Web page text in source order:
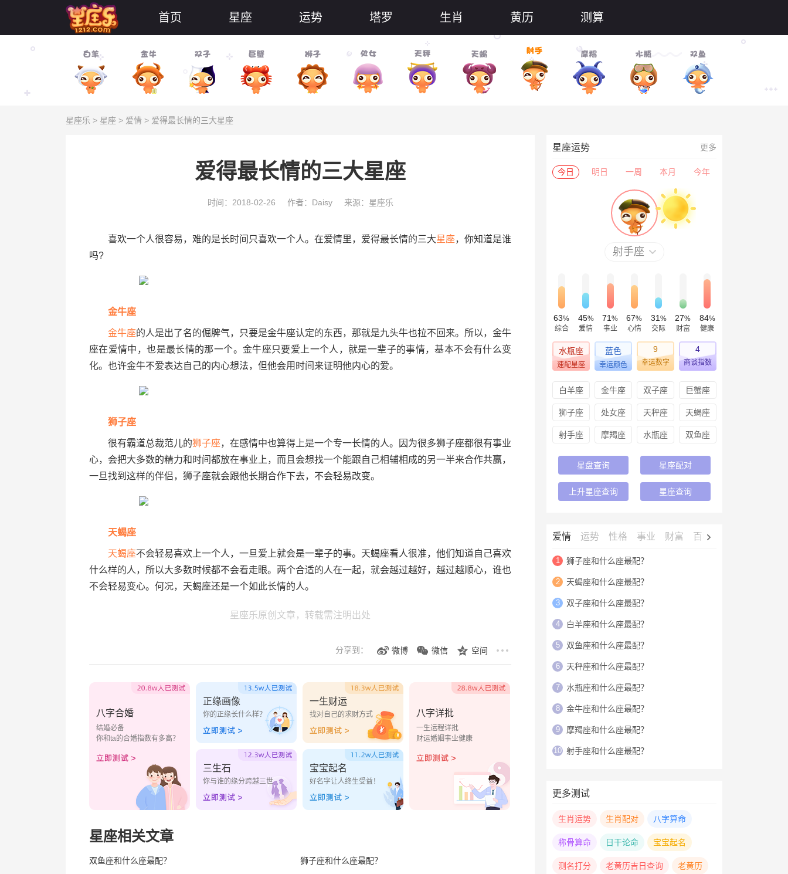
首页 星座 运势 塔罗 生肖 黄历 测算
星座乐 > 星座 > 爱情 > 爱得最长情的三大星座
爱得最长情的三大星座
时间：2018-02-26 作者：Daisy 来源：星座乐
喜欢一个人很容易，难的是长时间只喜欢一个人。在爱情里，爱得最长情的三大星座，你知道是谁
吗?
金牛座
金牛座的人是出了名的倔脾气，只要是金牛座认定的东西，那就是九头牛也拉不回来。所以，金牛
座在爱情中，也是最长情的那一个。金牛座只要爱上一个人，就是一辈子的事情，基本不会有什么变
化。也许金牛不爱表达自己的内心想法，但他会用时间来证明他内心的爱。
狮子座
很有霸道总裁范儿的狮子座，在感情中也算得上是一个专一长情的人。因为很多狮子座都很有事业
心，会把大多数的精力和时间都放在事业上，而且会想找一个能跟自己相辅相成的另一半来合作共赢，
一旦找到这样的伴侣，狮子座就会跟他长期合作下去，不会轻易改变。
天蝎座
天蝎座不会轻易喜欢上一个人，一旦爱上就会是一辈子的事。天蝎座看人很准，他们知道自己喜欢
什么样的人，所以大多数时候都不会看走眼。两个合适的人在一起，就会越过越好，越过越顺心，谁也
不会轻易变心。何况，天蝎座还是一个如此长情的人。
星座乐原创文章，转载需注明出处
分享到： 微博 微信 空间
八字合婚
结婚必备
你和ta的合婚指数有多高？
正缘画像
你的正缘长什么样？
一生财运
找对自己的求财方式
三生石
你与谁的缘分跨越三世
宝宝起名
好名字让人终生受益！
八字详批
一生运程详批
财运婚姻事业健康
星座相关文章
双鱼座和什么座最配？
狮子座和什么座最配？
星座运势 更多
今日 明日 一周 本月 今年
射手座
63%
综合
45%
爱情
71%
事业
67%
心情
31 %
交际
27%
财富
84%
健康
水瓶座
速配星座
蓝色
幸运颜色
9
幸运数字
4
商谈指数
白羊座 金牛座 双子座 巨蟹座
狮子座 处女座 天秤座 天蝎座
射手座 摩羯座 水瓶座 双鱼座
星盘查询 星座配对
上升星座查询 星座查询
爱情 运势 性格 事业 财富 百科
1 狮子座和什么座最配？
2 天蝎座和什么座最配？
3 双子座和什么座最配？
4 白羊座和什么座最配？
5 双鱼座和什么座最配？
6 天秤座和什么座最配？
7 水瓶座和什么座最配？
8 金牛座和什么座最配？
9 摩羯座和什么座最配？
10 射手座和什么座最配？
更多测试
生肖运势 生肖配对 八字算命
称骨算命 日干论命 宝宝起名
测名打分 老黄历吉日查询 老黄历